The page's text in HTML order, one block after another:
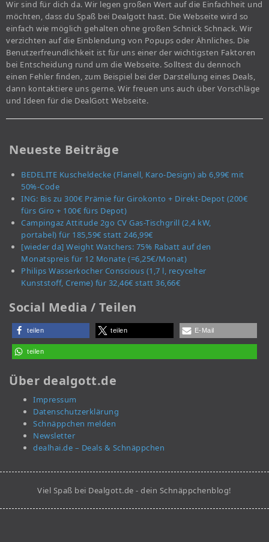
Wir sind für dich da. Wir legen großen Wert auf die Einfachheit und
möchten, dass du Spaß bei Dealgott hast. Die Webseite wird so
einfach wie möglich gehalten ohne großen Schnick Schnack. Wir
verzichten auf die Einblendung von Popups oder Ähnliches. Die
Benutzerfreundlichkeit ist für uns einer der wichtigsten Faktoren
bei Entscheidung rund um die Webseite. Solltest du dennoch
einen Fehler finden, zum Beispiel bei der Darstellung eines Deals,
dann kontaktiere uns gerne. Wir freuen uns auch über Vorschläge
und Ideen für die DealGott Webseite.
Neueste Beiträge
BEDELITE Kuscheldecke (Flanell, Karo-Design) ab 6,99€ mit
50%-Code
ING: Bis zu 300€ Prämie für Girokonto + Direkt-Depot (200€
fürs Giro + 100€ fürs Depot)
Campingaz Attitude 2go CV Gas-Tischgrill (2,4 kW,
portabel) für 185,59€ statt 246,99€
[wieder da] Weight Watchers: 75% Rabatt auf den
Monatspreis für 12 Monate (=6,25€/Monat)
Philips Wasserkocher Conscious (1,7 l, recycelter
Kunststoff, Creme) für 32,46€ statt 36,66€
Social Media / Teilen
teilen teilen E-Mail
teilen
Über dealgott.de
Impressum
Datenschutzerklärung
Schnäppchen melden
Newsletter
dealhai.de – Deals & Schnäppchen
Viel Spaß bei Dealgott.de - dein Schnäppchenblog!